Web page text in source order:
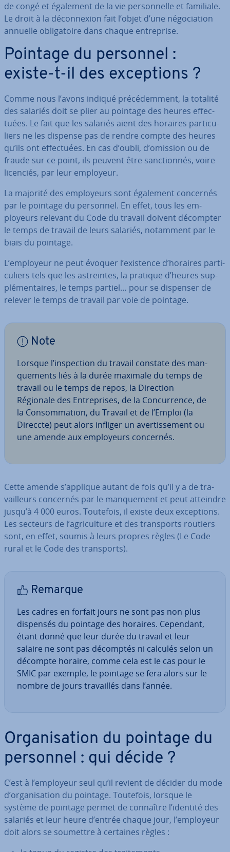
de congé et également de la vie per­son­nelle et familiale.
Le droit à la dé­con­nexion fait l’objet d’une né­go­cia­tion
annuelle obli­ga­toire dans chaque en­tre­prise.
Pointage du personnel :
existe-t-il des ex­cep­tions ?
Comme nous l’avons indiqué pré­cé­dem­ment, la totalité
des salariés doit se plier au pointage des heures ef­fec­
tuées. Le fait que les salariés aient des horaires par­ti­cu­
liers ne les dispense pas de rendre compte des heures
qu’ils ont ef­fec­tuées. En cas d’oubli, d’omission ou de
fraude sur ce point, ils peuvent être sanc­tion­nés, voire
licenciés, par leur employeur.
La majorité des em­ployeurs sont également concernés
par le pointage du personnel. En effet, tous les em­
ployeurs relevant du Code du travail doivent décompter
le temps de travail de leurs salariés, notamment par le
biais du pointage.
L’employeur ne peut évoquer l’existence d’horaires par­ti­
cu­liers tels que les as­treintes, la pratique d’heures sup­
plé­men­taires, le temps partiel… pour se dispenser de
relever le temps de travail par voie de pointage.
Note
Lorsque l’ins­pec­tion du travail constate des man­
que­ments liés à la durée maximale du temps de
travail ou le temps de repos, la Direction
Régionale des En­tre­prises, de la Con­cur­rence, de
la Con­som­ma­tion, du Travail et de l’Emploi (la
Direccte) peut alors infliger un aver­tis­se­ment ou
une amende aux em­ployeurs concernés.
Cette amende s’applique autant de fois qu’il y a de tra­
vail­leurs concernés par le man­que­ment et peut atteindre
jusqu’à 4 000 euros. Toutefois, il existe deux ex­cep­tions.
Les secteurs de l’agri­cul­ture et des trans­ports routiers
sont, en effet, soumis à leurs propres règles (Le Code
rural et le Code des trans­ports).
Remarque
Les cadres en forfait jours ne sont pas non plus
dispensés du pointage des horaires. Cependant,
étant donné que leur durée du travail et leur
salaire ne sont pas décomptés ni calculés selon un
décompte horaire, comme cela est le cas pour le
SMIC par exemple, le pointage se fera alors sur le
nombre de jours tra­vail­lés dans l’année.
Or­ga­ni­sa­tion du pointage du
personnel : qui décide ?
C’est à l’employeur seul qu’il revient de décider du mode
d’or­ga­ni­sa­tion du pointage. Toutefois, lorsque le
système de pointage permet de connaître l’identité des
salariés et leur heure d’entrée chaque jour, l’employeur
doit alors se soumettre à certaines règles :